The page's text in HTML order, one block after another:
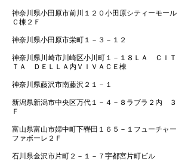
神奈川県小田原市前川１２０小田原シティーモール
Ｃ棟２Ｆ
神奈川県小田原市栄町１－３－１２
神奈川県川崎市川崎区小川町１－１８ＬＡ ＣＩＴ
ＴＡ ＤＥＬＬＡ内ＶＩＶＡＣＥ棟
神奈川県藤沢市南藤沢２１－１
新潟県新潟市中央区万代１－４－８ラブラ２内 ３
Ｆ
富山県富山市婦中町下轡田１６５－１フューチャー
ファボーレ２Ｆ
石川県金沢市片町２－１－７宇都宮片町ビル